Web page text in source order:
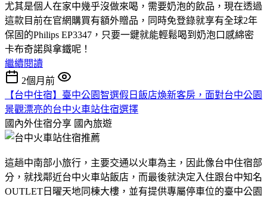
尤其是個人在家中幾乎沒做來喝，需要奶泡的飲品，現在透過
這款目前在官網購買有額外贈品，同時免登錄就享有全球2年
保固的Philips EP3347，只要一鍵就能輕鬆喝到奶泡口感綿密
卡布奇諾與拿鐵呢！
繼續閱讀
2個月前
【台中住宿】臺中公園智選假日飯店煥新客房，面對台中公園
景觀漂亮的台中火車站住宿選擇
國內外住宿分享 國內旅遊
這趟中南部小旅行，主要交通以火車為主，因此像台中住宿部
分，就找鄰近台中火車站飯店，而最後就決定入住跟台中知名
OUTLET日曜天地同棟大樓，並有提供專屬停車位的臺中公園